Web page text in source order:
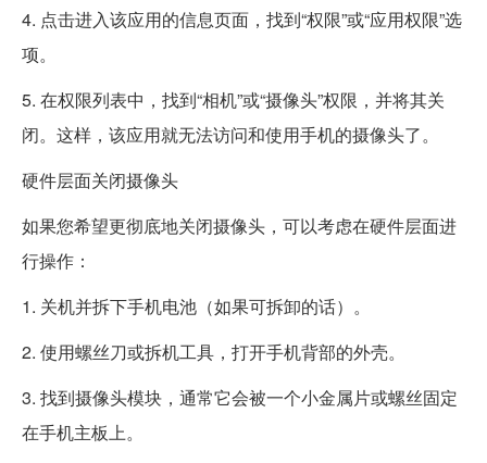
4. 点击进入该应用的信息页面，找到“权限”或“应用权限”选
项。
5. 在权限列表中，找到“相机”或“摄像头”权限，并将其关
闭。这样，该应用就无法访问和使用手机的摄像头了。
硬件层面关闭摄像头
如果您希望更彻底地关闭摄像头，可以考虑在硬件层面进
行操作：
1. 关机并拆下手机电池（如果可拆卸的话）。
2. 使用螺丝刀或拆机工具，打开手机背部的外壳。
3. 找到摄像头模块，通常它会被一个小金属片或螺丝固定
在手机主板上。